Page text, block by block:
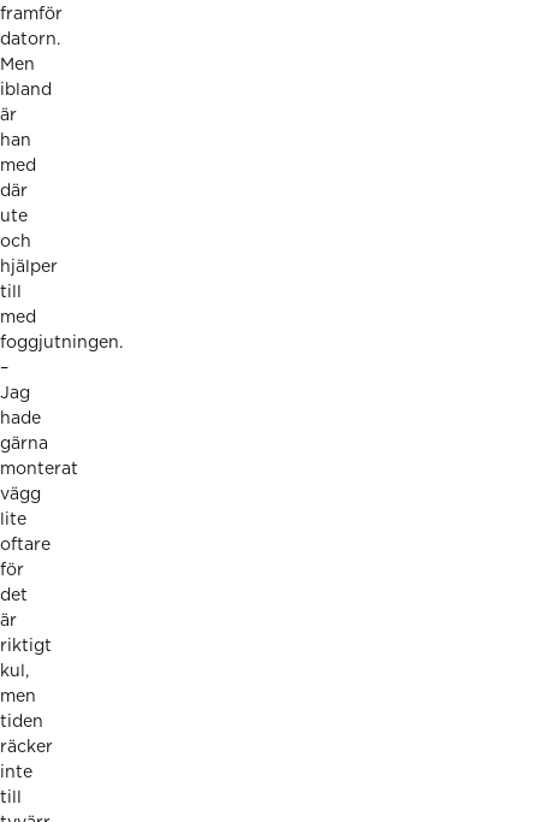
framför
datorn.
Men
ibland
är
han
med
där
ute
och
hjälper
till
med
foggjutningen.
–
Jag
hade
gärna
monterat
vägg
lite
oftare
för
det
är
riktigt
kul,
men
tiden
räcker
inte
till